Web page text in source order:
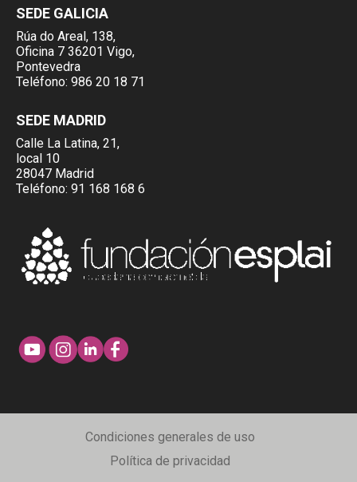
SEDE GALICIA
Rúa do Areal, 138,
Oficina 7 36201 Vigo,
Pontevedra
Teléfono: 986 20 18 71
SEDE MADRID
Calle La Latina, 21,
local 10
28047 Madrid
Teléfono: 91 168 168 6
Condiciones generales de uso
Política de privacidad